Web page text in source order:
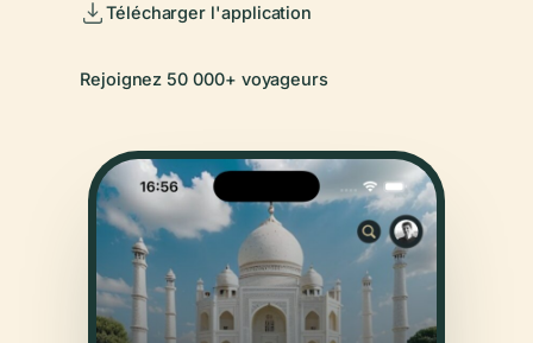
Télécharger l'application
Rejoignez 50 000+ voyageurs